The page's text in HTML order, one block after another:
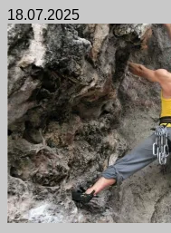
18.07.2025